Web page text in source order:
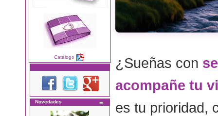
Catálogo
Novedades
¿Sueñas con
acompañe tu
es tu prioridad,